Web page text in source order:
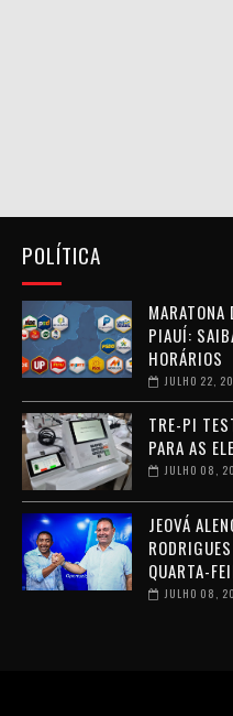
POLÍTICA
MARATONA
PIAUÍ:
HORÁRIOS
JULHO 22,
TRE-PI
PARA AS
JULHO 08,
JEOVÁ
QUARTA-
JULHO 08,